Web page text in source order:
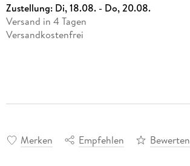
Zustellung: Di, 18.08. - Do, 20.08.
Versand in 4 Tagen
Versandkostenfrei
Merken Empfehlen Bewerten